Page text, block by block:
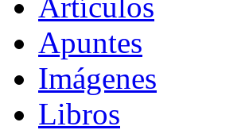
Apuntes
Imágenes
Libros